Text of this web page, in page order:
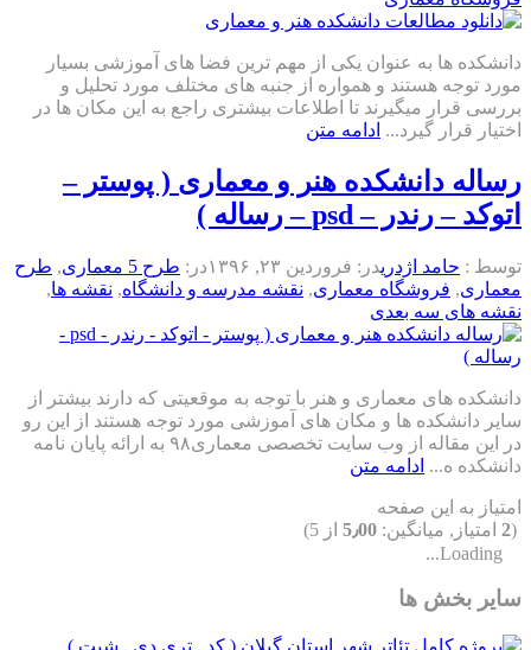
دانشکده ها به عنوان یکی از مهم ترین فضا های آموزشی بسیار
مورد توجه هستند و همواره از جنبه های مختلف مورد تحلیل و
بررسی قرار میگیرند تا اطلاعات بیشتری راجع به این مکان ها در
اختیار قرار گیرد... ادامه متن
رساله دانشکده هنر و معماری ( پوستر –
اتوکد – رندر – psd – رساله )
توسط : حامد اژدریدر: فروردین ۲۳, ۱۳۹۶ در: طرح 5 معماری , طرح
معماری, فروشگاه معماری, نقشه مدرسه و دانشگاه, نقشه ها,
نقشه های سه بعدی
دانشکده های معماری و هنر با توجه به موقعیتی که دارند بیشتر از
سایر دانشکده ها و مکان های آموزشی مورد توجه هستند از این رو
در این مقاله از وب سایت تخصصی معماری۹۸ به ارائه پایان نامه
دانشکده ه... ادامه متن
امتیاز به این صفحه
(
2 امتیاز, میانگین: 5٫00 از 5)
Loading...
سایر بخش ها